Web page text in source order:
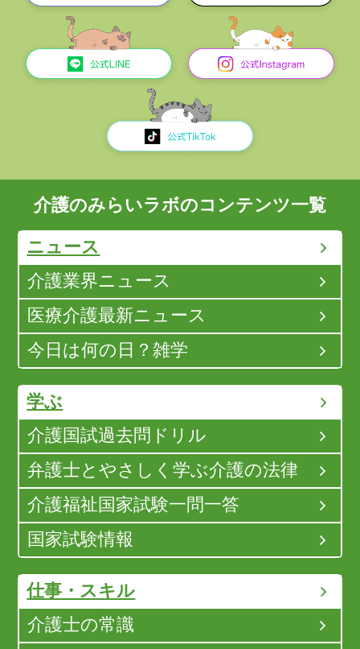
介護のみらいラボのコンテンツ一覧
ニュース
介護業界ニュース
医療介護最新ニュース
今日は何の日？雑学
学ぶ
介護国試過去問ドリル
弁護士とやさしく学ぶ介護の法律
介護福祉国家試験一問一答
国家試験情報
仕事・スキル
介護士の常識